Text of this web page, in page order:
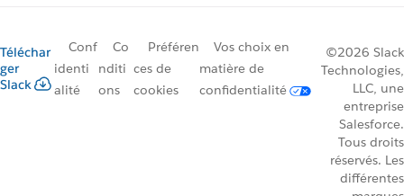
Téléchar
ger
Slack
Conf
identi
alité
Co
nditi
ons
Préféren
ces de
cookies
Vos choix en
matière de
confidentialité
©2026 Slack
Technologies,
LLC, une
entreprise
Salesforce.
Tous droits
réservés. Les
différentes